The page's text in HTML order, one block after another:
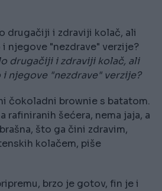
drugačiji i zdraviji kolač, ali
njegove "nezdrave" verzije?
drugačiji i zdraviji kolač, ali
i njegove "nezdrave" verzije?
čokoladni brownie s batatom.
rafiniranih šećera, nema jaja, a
što ga čini zdravim,
kolačem, piše
brzo je gotov, fin je i